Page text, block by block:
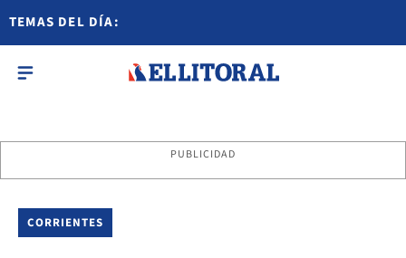
TEMAS DEL DÍA:
PUBLICIDAD
CORRIENTES